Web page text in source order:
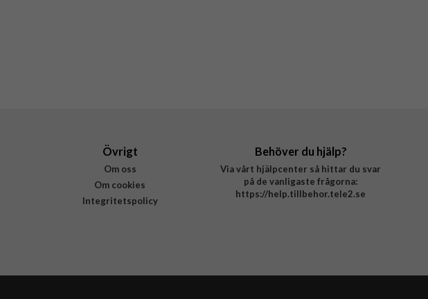
Övrigt
Om oss
Om cookies
Integritetspolicy
Behöver du hjälp?
Via vårt hjälpcenter så hittar du svar
på de vanligaste frågorna:
https://help.tillbehor.tele2.se